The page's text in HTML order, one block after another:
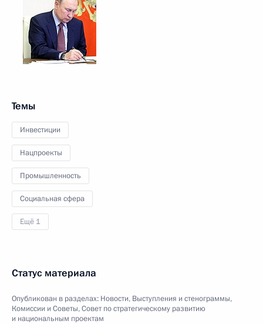
Темы
Инвестиции
Нацпроекты
Промышленность
Социальная сфера
Ещё 1
Статус материала
Опубликован в разделах: Новости, Выступления и стенограммы,
Комиссии и Советы,Совет по стратегическому развитию
и национальным проектам